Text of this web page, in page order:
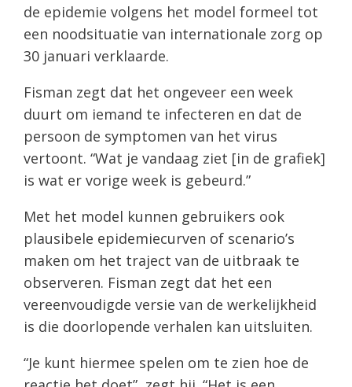
de epidemie volgens het model formeel tot
een noodsituatie van internationale zorg op
30 januari verklaarde.
Fisman zegt dat het ongeveer een week
duurt om iemand te infecteren en dat de
persoon de symptomen van het virus
vertoont. “Wat je vandaag ziet [in de grafiek]
is wat er vorige week is gebeurd.”
Met het model kunnen gebruikers ook
plausibele epidemiecurven of scenario’s
maken om het traject van de uitbraak te
observeren. Fisman zegt dat het een
vereenvoudigde versie van de werkelijkheid
is die doorlopende verhalen kan uitsluiten.
“Je kunt hiermee spelen om te zien hoe de